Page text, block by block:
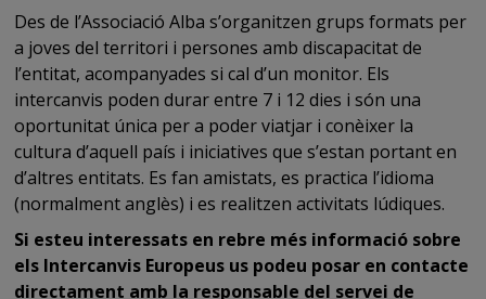
Des de l’Associació Alba s’organitzen grups formats per
a joves del territori i persones amb discapacitat de
l’entitat, acompanyades si cal d’un monitor. Els
intercanvis poden durar entre 7 i 12 dies i són una
oportunitat única per a poder viatjar i conèixer la
cultura d’aquell país i iniciatives que s’estan portant en
d’altres entitats. Es fan amistats, es practica l’idioma
(normalment anglès) i es realitzen activitats lúdiques.
Si esteu interessats en rebre més informació sobre
els Intercanvis Europeus us podeu posar en contacte
directament amb la responsable del servei de